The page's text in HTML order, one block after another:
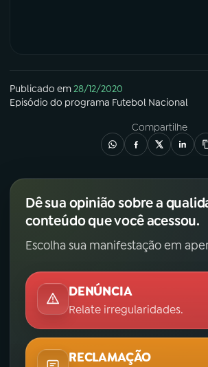
Publicado em28/12/2020
Episódio do programa Futebol Nacional
Compartilhe
Dê sua opinião sobre a
conteúdo que você acessou.
Escolha sua manifestação em
DENÚNCIA
Relate irregularidades.
RECLAMAÇÃO